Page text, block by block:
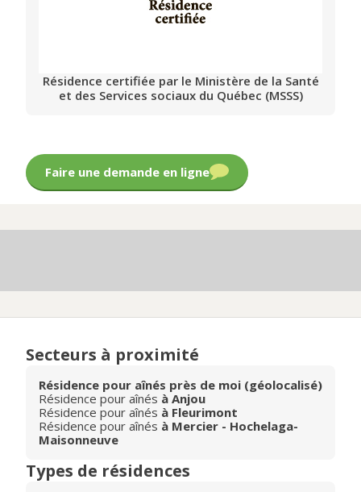
Résidence certifiée par le Ministère de la Santé
et des Services sociaux du Québec (MSSS)
Faire une demande en ligne
Secteurs à proximité
Résidence pour aînés près de moi (géolocalisé)
Résidence pour aînés à Anjou
Résidence pour aînés à Fleurimont
Résidence pour aînés à Mercier - Hochelaga-
Maisonneuve
Types de résidences